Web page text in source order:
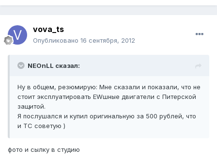
vova_ts
Опубликовано 16 сентября, 2012
NEOnLL сказал:
Ну в общем, резюмирую: Мне сказали и показали, что не
стоит эксплуатировать EWшные двигатели с Питерской
защитой.
Я послушался и купил оригинальную за 500 рублей, что
и ТС советую )
фото и сылку в студию